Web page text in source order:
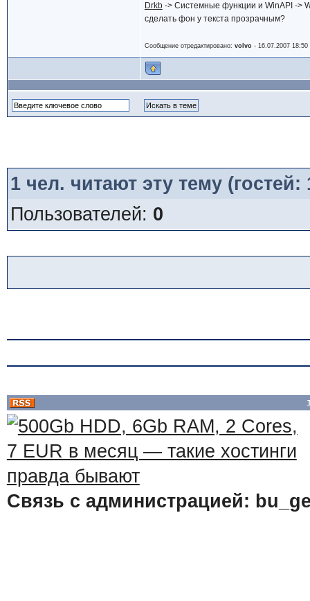
Drkb-> Системные функции и WinAPI ->
сделать фон у текста прозрачным?
Сообщение отредактировано: volvo - 16.07.2007 18:50
1чел. читают эту тему
Пользователей: 0
Связь с администрацией: